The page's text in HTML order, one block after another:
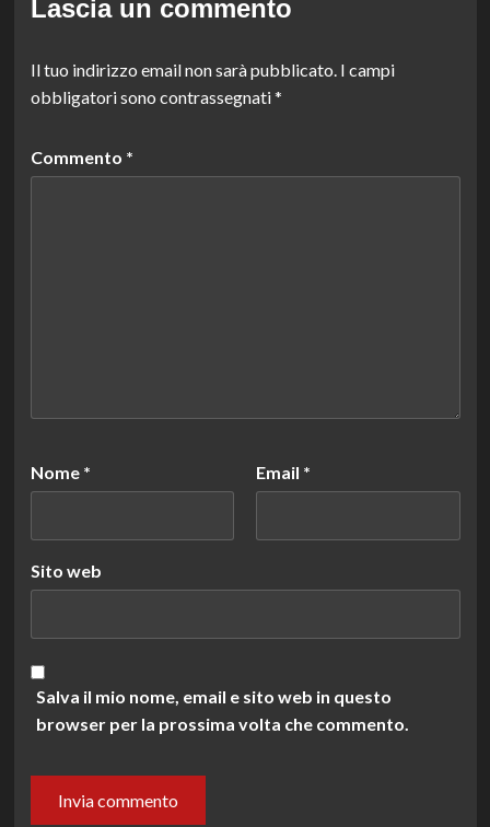
Lascia un commento
Il tuo indirizzo email non sarà pubblicato. I campi
obbligatori sono contrassegnati*
Commento *
Nome * Email *
Sito web
Salva il mio nome, email e sito web in questo
browser per la prossima volta che commento.